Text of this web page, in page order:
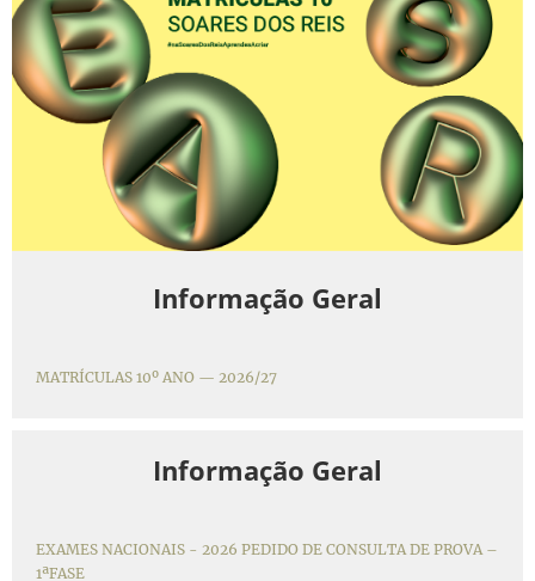
Informação Geral
MATRÍCULAS 10º ANO — 2026/27
Informação Geral
EXAMES NACIONAIS - 2026 PEDIDO DE CONSULTA DE PROVA –
1ªFASE